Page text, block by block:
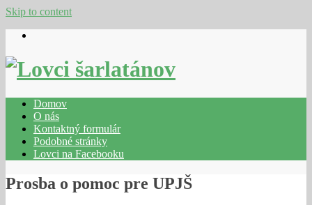
Skip to content
Domov
O nás
Kontaktný formulár
Podobné stránky
Lovci na Facebooku
Prosba o pomoc pre UPJŠ